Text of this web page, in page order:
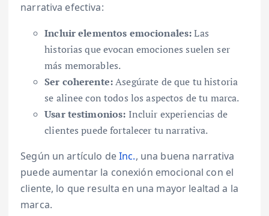
narrativa efectiva:
Incluir elementos emocionales:Las
historias que evocan emociones suelen ser
más memorables.
Ser coherente:Asegúrate de que tu historia
se alinee con todos los aspectos de tu marca.
Usar testimonios: Incluir experiencias de
clientes puede fortalecer tu narrativa.
Según un artículo deInc., una buena narrativa
puede aumentar la conexión emocional con el
cliente, lo que resulta en una mayor lealtad a la
marca.